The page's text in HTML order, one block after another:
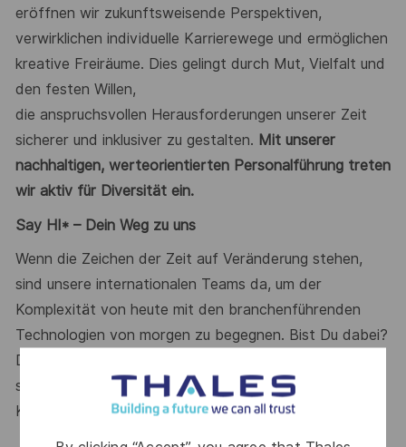
eröffnen wir zukunftsweisende Perspektiven,
verwirklichen individuelle Karrierewege und ermöglichen
kreative Freiräume. Dies gelingt durch Mut, Vielfalt und
den festen Willen,
die anspruchsvollen Herausforderungen unserer Zeit
sicherer und inklusiver zu gestalten. Mit unserer
nachhaltigen, werteorientierten Personalführung treten
wir aktiv für Diversität ein.
Say HI* – Dein Weg zu uns
Wenn die Zeichen der Zeit auf Veränderung stehen,
sind unsere internationalen Teams da, um der
Komplexität von heute mit den branchenführenden
Technologien von morgen zu begegnen. Bist Du dabei?
Deine Ansprechpartnerin
schon auf Deine Online-Bewerbung über unser
Karriereportal
.